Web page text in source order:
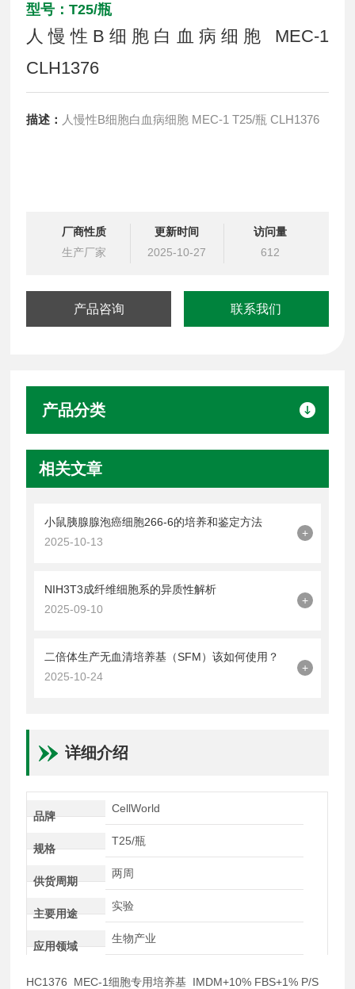
型号：T25/瓶
人慢性B细胞白血病细胞 MEC-1
CLH1376
描述： 人慢性B细胞白血病细胞 MEC-1 T25/瓶 CLH1376
厂商性质
生产厂家
更新时间
2025-10-27
访问量
612
产品咨询 联系我们
产品分类
相关文章
小鼠胰腺腺泡癌细胞266-6的培养和鉴定方法
2025-10-13
+
NIH3T3成纤维细胞系的异质性解析
2025-09-10
+
二倍体生产无血清培养基（SFM）该如何使用？
2025-10-24
+
详细介绍
品牌
CellWorld
规格
T25/瓶
供货周期
两周
主要用途
实验
应用领域
生物产业
HC1376 MEC-1细胞专用培养基 IMDM+10% FBS+1% P/S